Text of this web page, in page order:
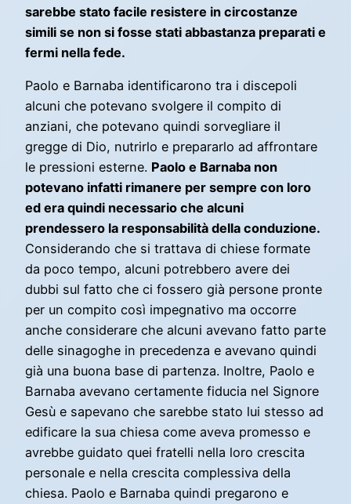
sarebbe stato facile resistere in circostanze
simili se non si fosse stati abbastanza preparati e
fermi nella fede.
Paolo e Barnaba identificarono tra i discepoli
alcuni che potevano svolgere il compito di
anziani, che potevano quindi sorvegliare il
gregge di Dio, nutrirlo e prepararlo ad affrontare
le pressioni esterne. Paolo e Barnaba non
potevano infatti rimanere per sempre con loro
ed era quindi necessario che alcuni
prendessero la responsabilità della conduzione.
Considerando che si trattava di chiese formate
da poco tempo, alcuni potrebbero avere dei
dubbi sul fatto che ci fossero già persone pronte
per un compito così impegnativo ma occorre
anche considerare che alcuni avevano fatto parte
delle sinagoghe in precedenza e avevano quindi
già una buona base di partenza. Inoltre, Paolo e
Barnaba avevano certamente fiducia nel Signore
Gesù e sapevano che sarebbe stato lui stesso ad
edificare la sua chiesa come aveva promesso e
avrebbe guidato quei fratelli nella loro crescita
personale e nella crescita complessiva della
chiesa. Paolo e Barnaba quindi pregarono e